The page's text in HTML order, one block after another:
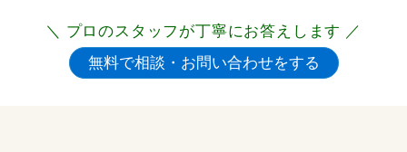
＼ プロのスタッフが丁寧にお答えします ／